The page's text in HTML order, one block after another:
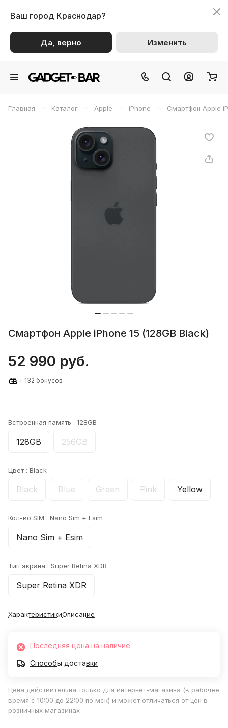
Ваш город Краснодар?
Да, верно Изменить
Главная – Каталог – Apple – iPhone – Смартфон Apple
Смартфон Apple iPhone 15 (128GB Black)
52 990 руб.
+ 132 бонусов
Встроенная память : 128GB
128GB 256GB
Цвет : Black
Black Blue Green Pink Yellow
Кол-во SIM : Nano Sim + Esim
Nano Sim + Esim
Тип экрана : Super Retina XDR
Super Retina XDR
ХарактеристикиОписание
Последняя цена на наличие
Способы доставки
Цена действительна только для интернет-магазина (в рабочее
время с 10:00 до 22:00 по мск) и может отличаться от цен в
розничных магазинах